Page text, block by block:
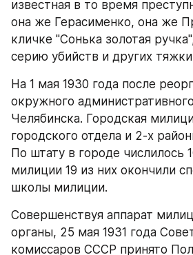
известная в то время
она же Герасименко, она же
кличке "Сонька золотая
серию убийств и других
На 1 мая 1930 года после
окружного
Челябинска. Городская
городского отдела и 2-х
По штату в городе числилось
милиции 19 из них окончили
школы милиции.
Совершенствуя аппарат
органы, 25 мая 1931 года
комиссаров СССР принято